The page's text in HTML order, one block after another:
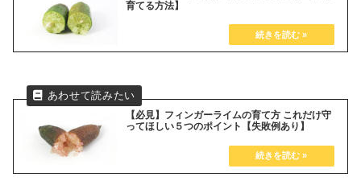
育てる方法】
【必見】フィンガーライムの育て方 これだけ守
ってほしい５つのポイント【失敗例あり】